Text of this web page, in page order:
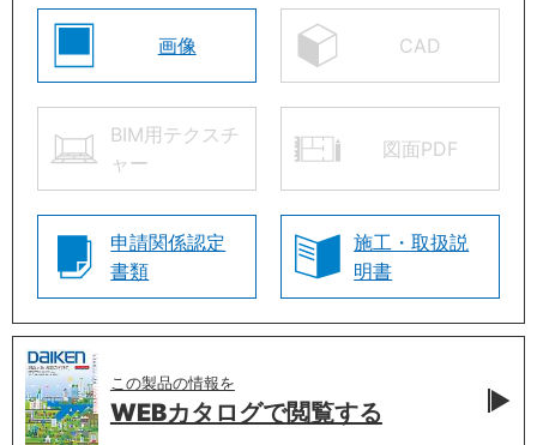
画像 CAD
BIM用テクスチ
ャー
図面PDF
申請関係認定
書類
施工・取扱説
明書
この製品の情報を
WEBカタログで閲覧する